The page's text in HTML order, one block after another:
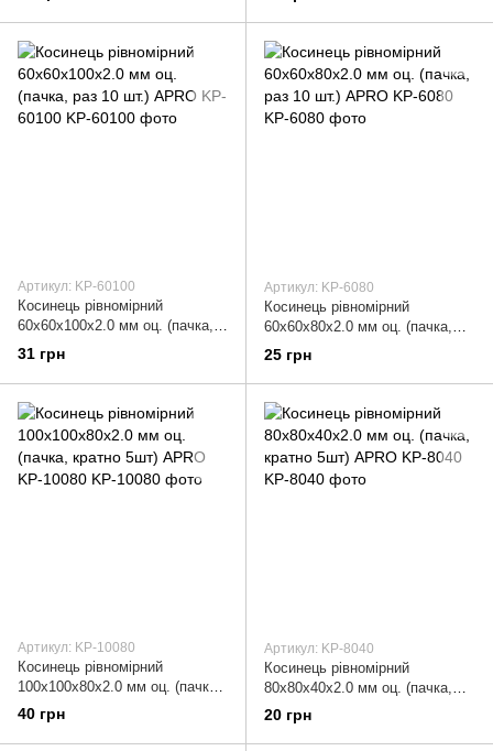
Артикул: KP-60100
Косинець рівномірний
60х60х100х2.0 мм оц. (пачка,
раз 10 шт.) APRO KP-60100
31 грн
Артикул: KP-6080
Косинець рівномірний
60х60х80х2.0 мм оц. (пачка,
раз 10 шт.) APRO KP-6080
25 грн
Артикул: KP-10080
Косинець рівномірний
100х100х80х2.0 мм оц. (пачка,
кратно 5шт) APRO KP-10080
40 грн
Артикул: KP-8040
Косинець рівномірний
80х80х40х2.0 мм оц. (пачка,
кратно 5шт) APRO KP-8040
20 грн